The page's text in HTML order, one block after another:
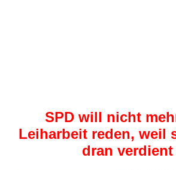
SPD will nicht
Leiharbeit reden, weil
dran verdient